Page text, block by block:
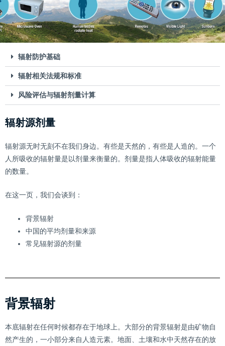
辐射防护基础
辐射相关法规和标准
风险评估与辐射剂量计算
辐射源剂量
辐射源无时无刻不在我们身边。有些是天然的，有些是人造的。一个
人所吸收的辐射量是以剂量来衡量的。剂量是指人体吸收的辐射能量
的数量。
在这一页，我们会谈到：
背景辐射
中国的平均剂量和来源
常见辐射源的剂量
背景辐射
本底辐射在任何时候都存在于地球上。大部分的背景辐射是由矿物自
然产生的，一小部分来自人造元素。地面、土壤和水中天然存在的放